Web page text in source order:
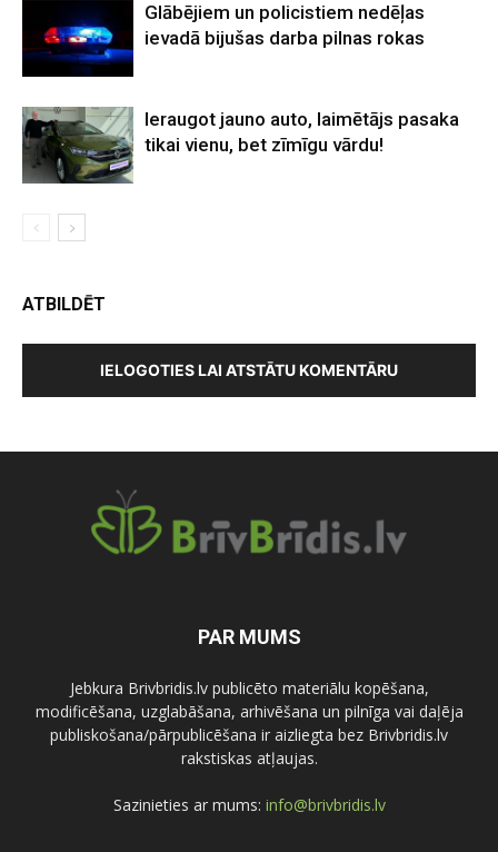
Glābējiem un policistiem nedēļas
ievadā bijušas darba pilnas rokas
Ieraugot jauno auto, laimētājs pasaka
tikai vienu, bet zīmīgu vārdu!
ATBILDĒT
IELOGOTIES LAI ATSTĀTU KOMENTĀRU
PAR MUMS
Jebkura Brivbridis.lv publicēto materiālu kopēšana,
modificēšana, uzglabāšana, arhivēšana un pilnīga vai daļēja
publiskošana/pārpublicēšana ir aizliegta bez Brivbridis.lv
rakstiskas atļaujas.
Sazinieties ar mums: info@brivbridis.lv